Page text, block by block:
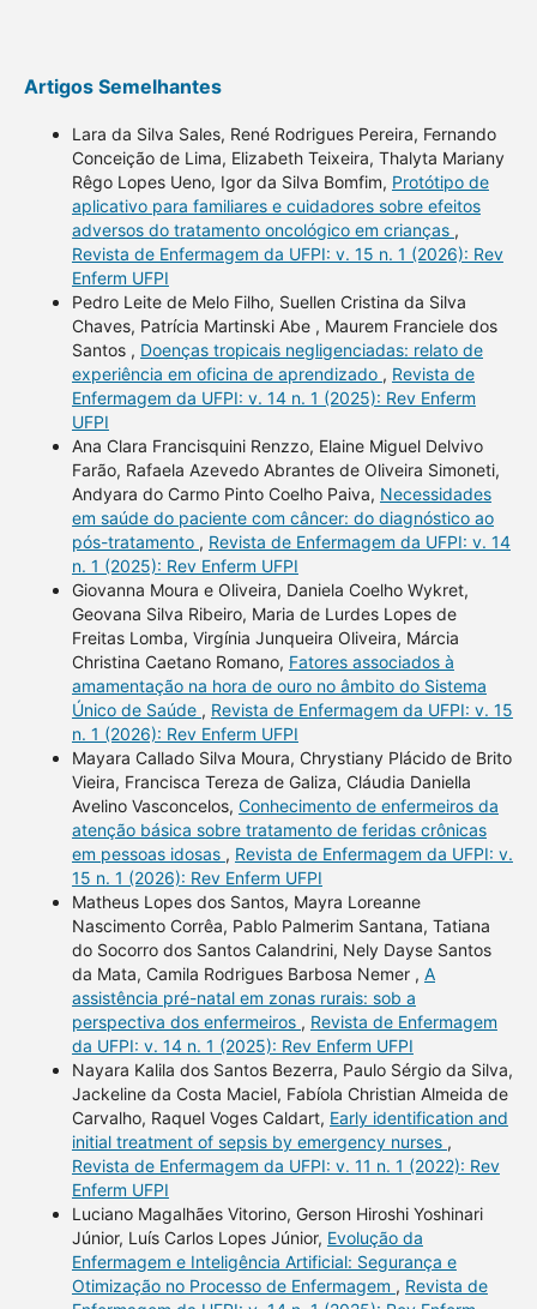
Artigos Semelhantes
Lara da Silva Sales, René Rodrigues Pereira, Fernando
Conceição de Lima, Elizabeth Teixeira, Thalyta Mariany
Rêgo Lopes Ueno, Igor da Silva Bomfim, Protótipo de
aplicativo para familiares e cuidadores sobre efeitos
adversos do tratamento oncológico em crianças ,
Revista de Enfermagem da UFPI: v. 15 n. 1 (2026): Rev
Enferm UFPI
Pedro Leite de Melo Filho, Suellen Cristina da Silva
Chaves, Patrícia Martinski Abe , Maurem Franciele dos
Santos , Doenças tropicais negligenciadas: relato de
experiência em oficina de aprendizado , Revista de
Enfermagem da UFPI: v. 14 n. 1 (2025): Rev Enferm
UFPI
Ana Clara Francisquini Renzzo, Elaine Miguel Delvivo
Farão, Rafaela Azevedo Abrantes de Oliveira Simoneti,
Andyara do Carmo Pinto Coelho Paiva, Necessidades
em saúde do paciente com câncer: do diagnóstico ao
pós-tratamento , Revista de Enfermagem da UFPI: v. 14
n. 1 (2025): Rev Enferm UFPI
Giovanna Moura e Oliveira, Daniela Coelho Wykret,
Geovana Silva Ribeiro, Maria de Lurdes Lopes de
Freitas Lomba, Virgínia Junqueira Oliveira, Márcia
Christina Caetano Romano, Fatores associados à
amamentação na hora de ouro no âmbito do Sistema
Único de Saúde , Revista de Enfermagem da UFPI: v. 15
n. 1 (2026): Rev Enferm UFPI
Mayara Callado Silva Moura, Chrystiany Plácido de Brito
Vieira, Francisca Tereza de Galiza, Cláudia Daniella
Avelino Vasconcelos, Conhecimento de enfermeiros da
atenção básica sobre tratamento de feridas crônicas
em pessoas idosas , Revista de Enfermagem da UFPI: v.
15 n. 1 (2026): Rev Enferm UFPI
Matheus Lopes dos Santos, Mayra Loreanne
Nascimento Corrêa, Pablo Palmerim Santana, Tatiana
do Socorro dos Santos Calandrini, Nely Dayse Santos
da Mata, Camila Rodrigues Barbosa Nemer , A
assistência pré-natal em zonas rurais: sob a
perspectiva dos enfermeiros , Revista de Enfermagem
da UFPI: v. 14 n. 1 (2025): Rev Enferm UFPI
Nayara Kalila dos Santos Bezerra, Paulo Sérgio da Silva,
Jackeline da Costa Maciel, Fabíola Christian Almeida de
Carvalho, Raquel Voges Caldart, Early identification and
initial treatment of sepsis by emergency nurses ,
Revista de Enfermagem da UFPI: v. 11 n. 1 (2022): Rev
Enferm UFPI
Luciano Magalhães Vitorino, Gerson Hiroshi Yoshinari
Júnior, Luís Carlos Lopes Júnior, Evolução da
Enfermagem e Inteligência Artificial: Segurança e
Otimização no Processo de Enfermagem , Revista de